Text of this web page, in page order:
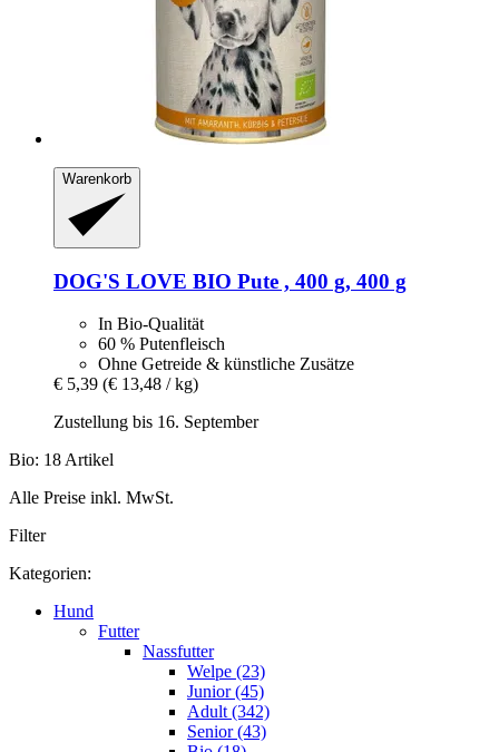
Warenkorb
DOG'S LOVE BIO Pute , 400 g, 400 g
In Bio-Qualität
60 % Putenfleisch
Ohne Getreide & künstliche Zusätze
€ 5,39 (€ 13,48 / kg)
Zustellung bis 16. September
Bio: 18 Artikel
Alle Preise inkl. MwSt.
Filter
Kategorien:
Hund
Futter
Nassfutter
Welpe (23)
Junior (45)
Adult (342)
Senior (43)